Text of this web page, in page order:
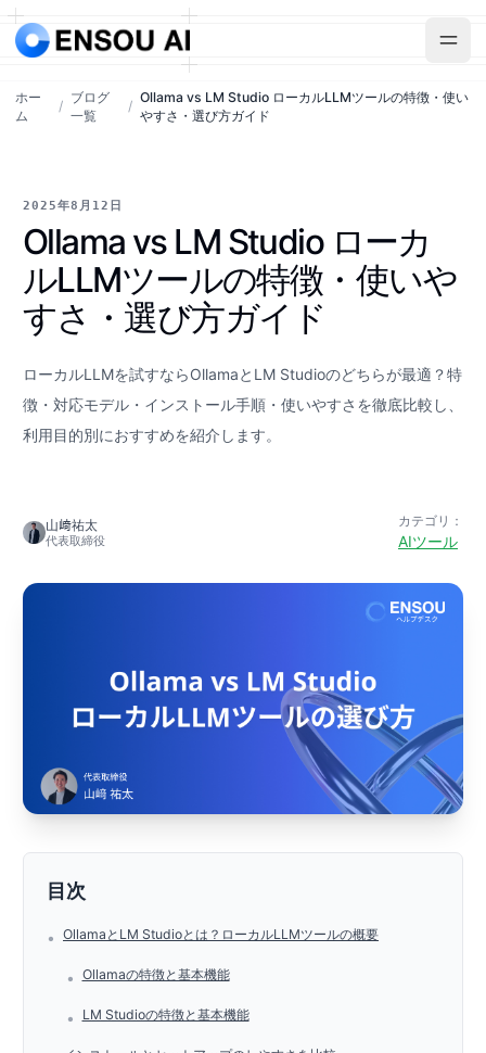
ホー
ム
/
ブログ
一覧
/
Ollama vs LM Studio ローカルLLMツールの特徴・使い
やすさ・選び方ガイド
2025年8月12日
Ollama vs LM Studio ローカ
ルLLMツールの特徴・使いや
すさ・選び方ガイド
ローカルLLMを試すならOllamaとLM Studioのどちらが最適？特
徴・対応モデル・インストール手順・使いやすさを徹底比較し、
利用目的別におすすめを紹介します。
山﨑祐太
代表取締役
カテゴリ：
AIツール
目次
• OllamaとLM Studioとは？ローカルLLMツールの概要
• Ollamaの特徴と基本機能
• LM Studioの特徴と基本機能